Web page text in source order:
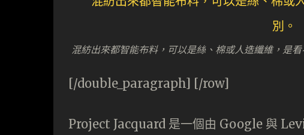
混紡出來都智能布料，可以是絲、棉或人造纖維，是
[/double_paragraph] [/row]
Project Jacquard 是一個由 Google 與